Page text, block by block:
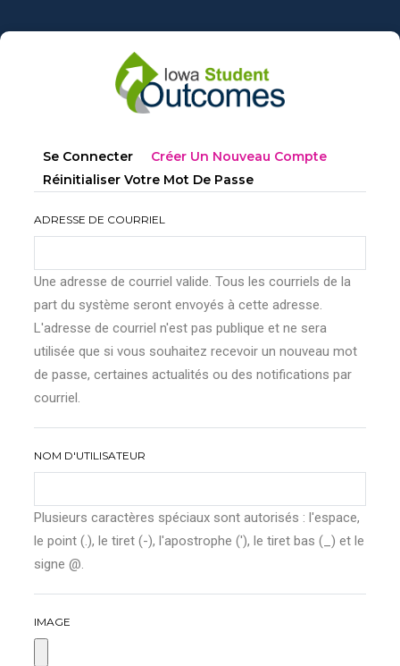
au
Onglets
principaux
Se Connecter Créer Un Nouveau Compte
Réinitialiser Votre Mot De Passe
ADRESSE DE COURRIEL
Une adresse de courriel valide. Tous les courriels de la
part du système seront envoyés à cette adresse.
L'adresse de courriel n'est pas publique et ne sera
utilisée que si vous souhaitez recevoir un nouveau mot
de passe, certaines actualités ou des notifications par
courriel.
NOM D'UTILISATEUR
Plusieurs caractères spéciaux sont autorisés : l'espace,
le point (.), le tiret (-), l'apostrophe ('), le tiret bas (_) et le
signe @.
IMAGE